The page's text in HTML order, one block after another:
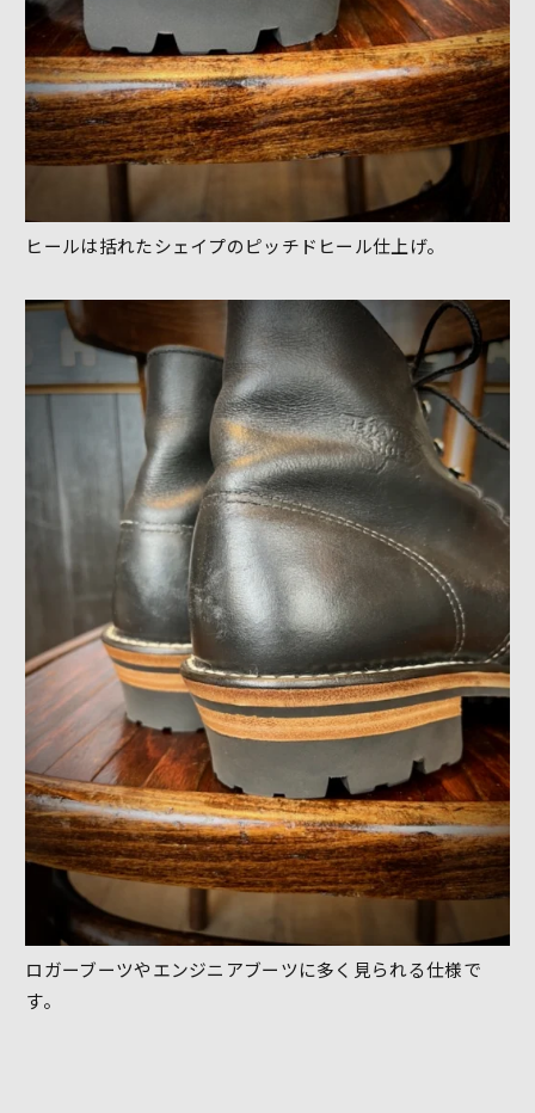
ヒールは括れたシェイプのピッチドヒール仕上げ。
ロガーブーツやエンジニアブーツに多く見られる仕様で
す。